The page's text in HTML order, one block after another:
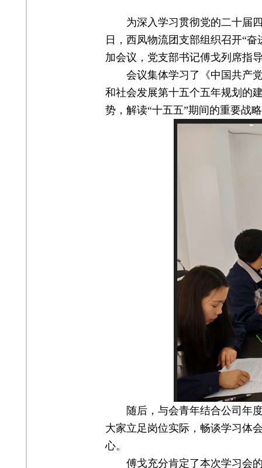
为深入学习贯彻党的二十届
日，西凤物流团支部组织召开“
加会议，党支部书记傅戈列席指
会议集体学习了《中国共产
和社会发展第十五个五年规划的
势，解读“十五五”期间的重要战
随后，与会青年结合公司年
大家立足岗位实际，畅谈学习体
心。
傅戈充分肯定了本次学习会